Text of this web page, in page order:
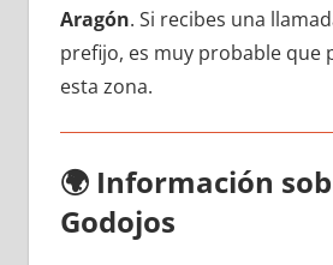
Aragón. Si recibes una
prefijo, es muy probable quе
esta zona.
🌍 Información
Godojos